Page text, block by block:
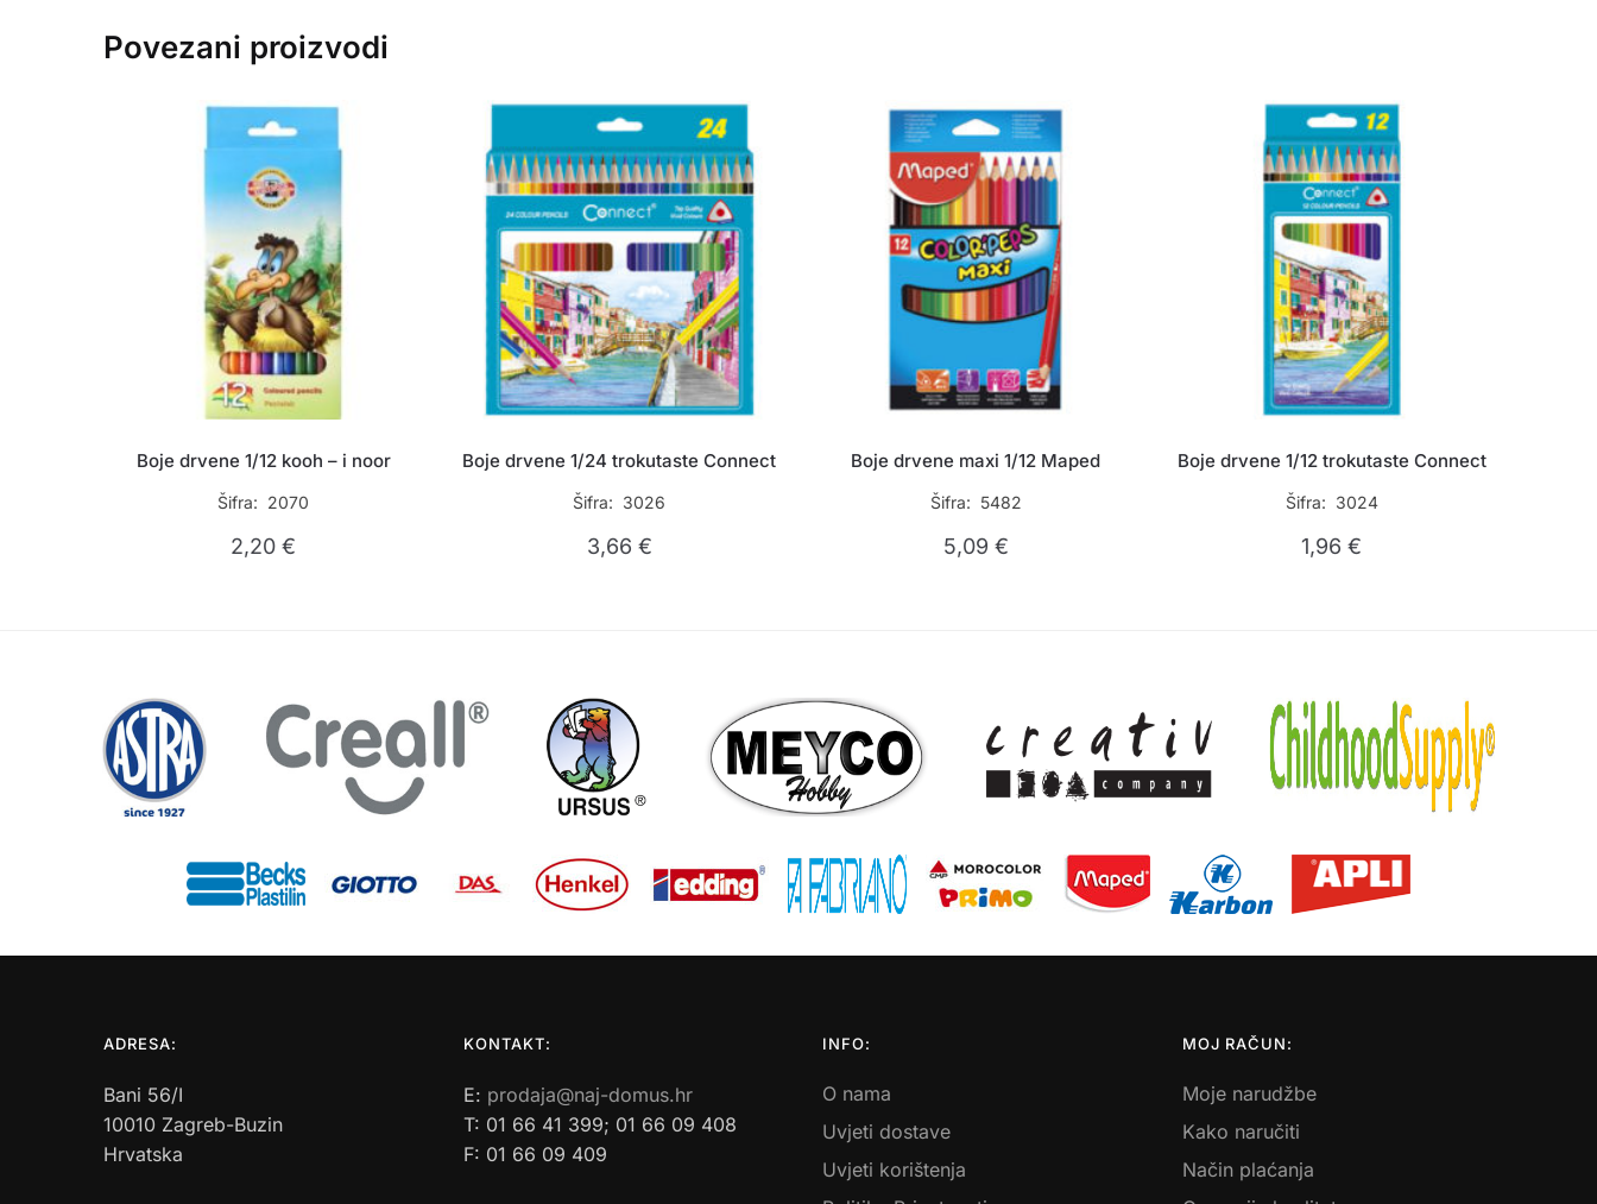
Povezani proizvodi
Boje drvene 1/12 kooh – i noor
Šifra: 2070
2,20€
Boje drvene 1/24 trokutaste Connect
Šifra: 3026
3,66 €
Boje drvene maxi 1/12 Maped
Šifra: 5482
5,09 €
Boje drvene 1/12 trokutaste Connect
Šifra: 3024
1,96€
ADRESA:
Bani 56/I
10010 Zagreb-Buzin
Hrvatska
KONTAKT:
E: prodaja@naj-domus.hr
T: 01 66 41 399; 01 66 09 408
F: 01 66 09 409
INFO:
O nama
Uvjeti dostave
Uvjeti korištenja
MOJ RAČUN:
Moje narudžbe
Kako naručiti
Način plaćanja